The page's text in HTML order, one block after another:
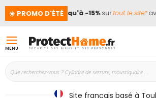
☀️ PROMO D'ÉTÉ
! 📢Jusqu'à -15%surtout le site*
MENU
Site français basé à